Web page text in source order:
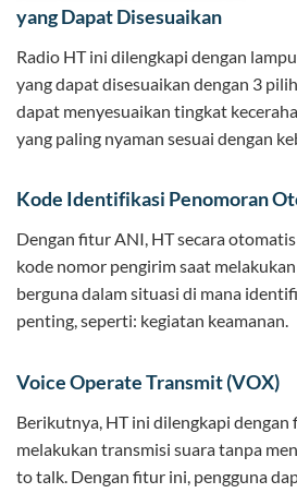
yang Dapat Disesuaikan
Radio HT ini dilengkapi dengan
yang dapat disesuaikan dengan 3
dapat menyesuaikan tingkat
yang paling nyaman sesuai dengan
Kode Identifikasi Penomoran
Dengan fitur ANI, HT secara
kode nomor pengirim saat
berguna dalam situasi di mana
penting, seperti: kegiatan keamanan.
Voice Operate Transmit (VOX)
Berikutnya, HT ini dilengkapi
melakukan transmisi suara tanpa
to talk. Dengan fitur ini, pengguna